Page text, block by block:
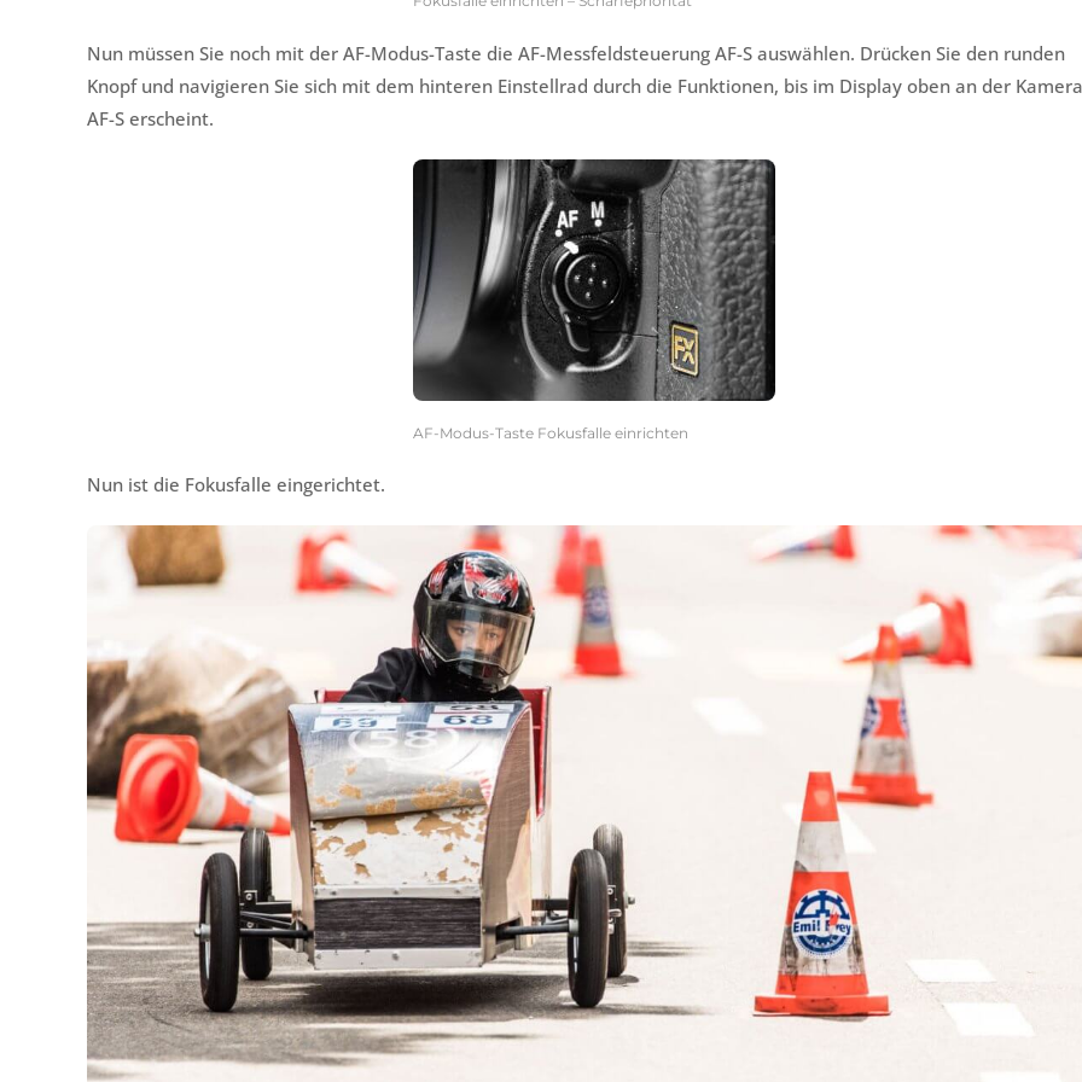
Nun müssen Sie noch mit der AF-Modus-Taste die AF-Messfeldsteuerung AF-S auswählen. Drücken Sie den runden
Knopf und navigieren Sie sich mit dem hinteren Einstellrad durch die Funktionen, bis im Display oben an der Kamera
AF-S erscheint.
AF-Modus-Taste Fokusfalle einrichten
Nun ist die Fokusfalle eingerichtet.